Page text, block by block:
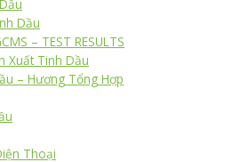
Dầu
– TEST RESULTS
Xuất Tinh Dầu
– Hương Tổng Hợp
Thoại